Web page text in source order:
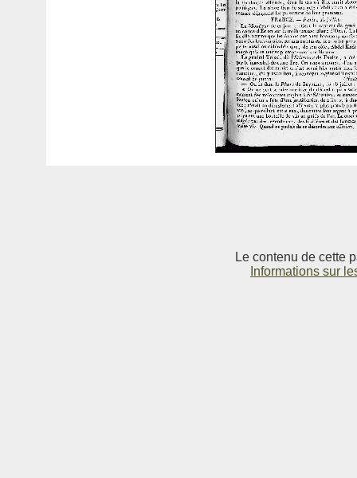
Le contenu de cette
Informations sur